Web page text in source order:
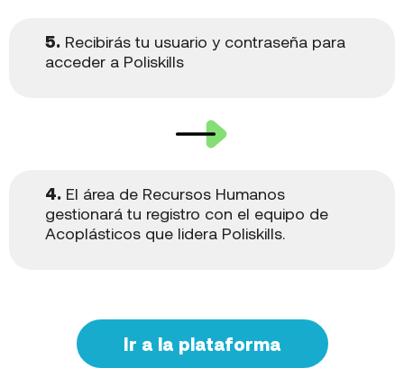
5. Recibirás tu usuario y contraseña para
acceder a Poliskills
4. El área de Recursos Humanos
gestionará tu registro con el equipo de
Acoplásticos que lidera Poliskills.
Ir a la plataforma